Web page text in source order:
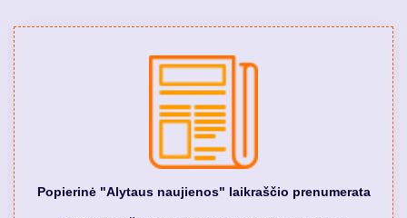
Popierinė "Alytaus naujienos" laikraščio prenumerata